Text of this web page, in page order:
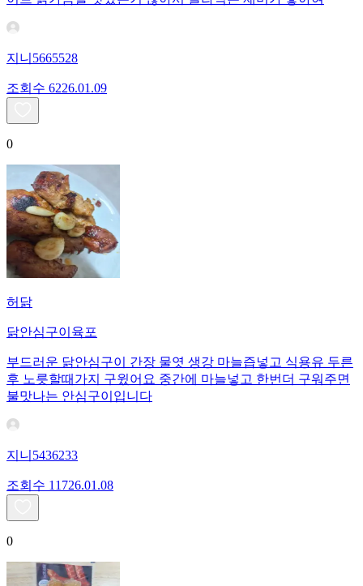
지니5665528
조회수 6226.01.09
0
허닭
닭안심구이육포
부드러운 닭안심구이 간장 물엿 생강 마늘즙넣고 식용유 두른
후 노릇할때가지 구윘어요 중간에 마늘넣고 한번더 구워주면
불맛나는 안심구이입니다
지니5436233
조회수 11726.01.08
0